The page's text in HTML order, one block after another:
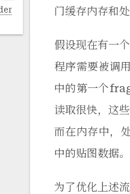
门缓存内存和
假设现在有一
程序需要被调
中的第一个
读取很快，这
而在内存中，
中的贴图数据
为了优化上述